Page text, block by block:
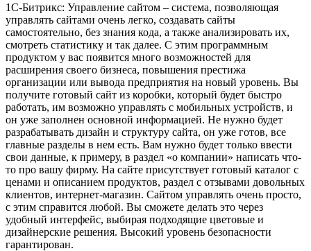
1С-Битрикс: Управление сайтом – система, позволяющая
управлять сайтами очень легко, создавать сайты
самостоятельно, без знания кода, а также анализировать их,
смотреть статистику и так далее. С этим программным
продуктом у вас появится много возможностей для
расширения своего бизнеса, повышения престижа
организации или вывода предприятия на новый уровень. Вы
получите готовый сайт из коробки, который будет быстро
работать, им возможно управлять с мобильных устройств, и
он уже заполнен основной информацией. Не нужно будет
разрабатывать дизайн и структуру сайта, он уже готов, все
главные разделы в нем есть. Вам нужно будет только ввести
свои данные, к примеру, в раздел «о компании» написать что-
то про вашу фирму. На сайте присутствует готовый каталог с
ценами и описанием продуктов, раздел с отзывами довольных
клиентов, интернет-магазин. Сайтом управлять очень просто,
с этим справится любой. Вы сможете делать это через
удобный интерфейс, выбирая подходящие цветовые и
дизайнерские решения. Высокий уровень безопасности
гарантирован.